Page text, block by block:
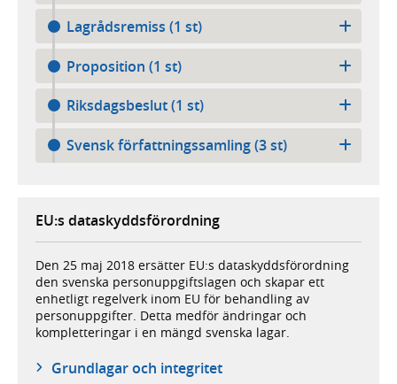
Lagrådsremiss (1 st)
Proposition (1 st)
Riksdagsbeslut (1 st)
Svensk författningssamling (3 st)
EU:s dataskyddsförordning
Den 25 maj 2018 ersätter EU:s dataskyddsförordning
den svenska personuppgiftslagen och skapar ett
enhetligt regelverk inom EU för behandling av
personuppgifter. Detta medför ändringar och
kompletteringar i en mängd svenska lagar.
Grundlagar och integritet